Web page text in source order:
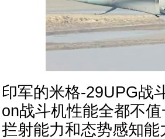
印军的米格-29UPG战
on战斗机性能全都不
拦射能力和态势感知